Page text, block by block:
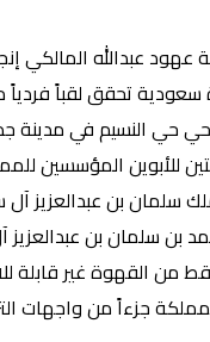
عهود عبدالله المالكي
تحقق لقباً
حيث سلطت اللوحة الضوء على 7 شخصيات
للأبوين المؤسسين
سلمان بن
سلمان بن عبدالعزيز
جزءاً من واجهات